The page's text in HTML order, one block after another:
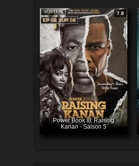
VOSTFR
7.8
EP 08 SUR 08
Power Book III: Raising
Kanan - Saison 5